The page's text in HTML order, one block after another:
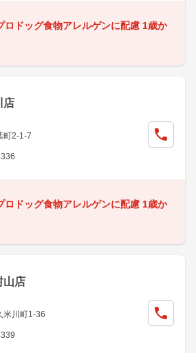
ロドッグ食物アレルゲンに配慮 1歳か
店
町2-1-7
ロドッグ食物アレルゲンに配慮 1歳か
山店
米川町1-36